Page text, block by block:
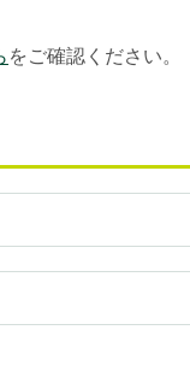
をご確認ください。